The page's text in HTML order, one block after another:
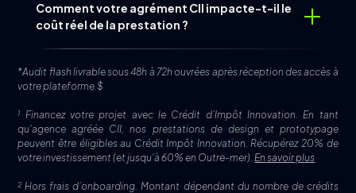
Comment votre agrément CII impacte-t-il le
coût réel de la prestation ?
*Audit flash livrable sous 48h à 72h ouvrées après réception des accès à
votre plateforme.$
1
Financez votre projet avec le Crédit d’Impôt Innovation. En tant
qu'agence agréée CII, nos prestations de design et prototypage
peuvent être éligibles au Crédit Impôt Innovation. Récupérez 20% de
votre investissement (et jusqu'à 60% en Outre-mer).En savoir plus
2 Hors frais d’onboarding. Montant dépendant du nombre de crédits